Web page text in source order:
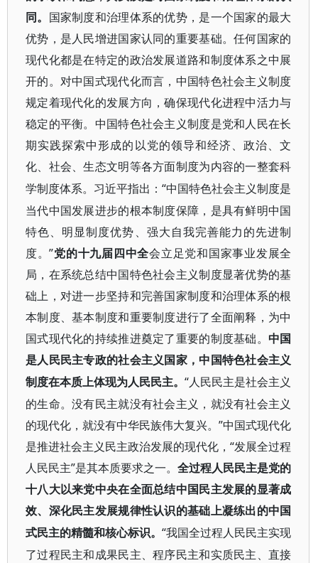
同。
国家制度和治理体系的优势，是一个国家的最大
优势，是人民增进国家认同的重要基础。任何国家的
现代化都是在特定的政治发展道路和制度体系之中展
开的。对中国式现代化而言，中国特色社会主义制度
规定着现代化的发展方向，确保现代化进程中活力与
稳定的平衡。中国特色社会主义制度是党和人民在长
期实践探索中形成的以党的领导和经济、政治、文
化、社会、生态文明等各方面制度为内容的一整套科
学制度体系。习近平指出：“中国特色社会主义制度是
当代中国发展进步的根本制度保障，是具有鲜明中国
特色、明显制度优势、强大自我完善能力的先进制
度。”党的十九届四中全会立足党和国家事业发展全
局，在系统总结中国特色社会主义制度显著优势的基
础上，对进一步坚持和完善国家制度和治理体系的根
本制度、基本制度和重要制度进行了全面阐释，为中
国式现代化的持续推进奠定了重要的制度基础。 中国
是人民民主专政的社会主义国家，中国特色社会主义
制度在本质上体现为人民民主。“人民民主是社会主义
的生命。没有民主就没有社会主义，就没有社会主义
的现代化，就没有中华民族伟大复兴。”中国式现代化
是推进社会主义民主政治发展的现代化，“发展全过程
人民民主”是其本质要求之一。全过程人民民主是党的
十八大以来党中央在全面总结中国民主发展的显著成
效、深化民主发展规律性认识的基础上凝练出的中国
式民主的精髓和核心标识。“我国全过程人民民主实现
了过程民主和成果民主、程序民主和实质民主、直接